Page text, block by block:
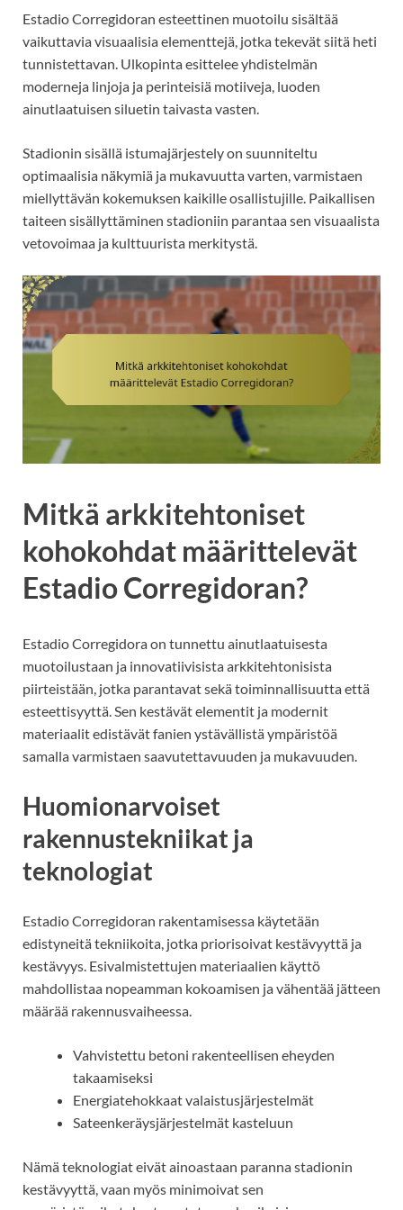
Estadio Corregidoran esteettinen muotoilu sisältää
vaikuttavia visuaalisia elementtejä, jotka tekevät siitä heti
tunnistettavan. Ulkopinta esittelee yhdistelmän
moderneja linjoja ja perinteisiä motiiveja, luoden
ainutlaatuisen siluetin taivasta vasten.
Stadionin sisällä istumajärjestely on suunniteltu
optimaalisia näkymiä ja mukavuutta varten, varmistaen
miellyttävän kokemuksen kaikille osallistujille. Paikallisen
taiteen sisällyttäminen stadioniin parantaa sen visuaalista
vetovoimaa ja kulttuurista merkitystä.
Mitkä arkkitehtoniset
kohokohdat määrittelevät
Estadio Corregidoran?
Estadio Corregidora on tunnettu ainutlaatuisesta
muotoilustaan ja innovatiivisista arkkitehtonisista
piirteistään, jotka parantavat sekä toiminnallisuutta että
esteettisyyttä. Sen kestävät elementit ja modernit
materiaalit edistävät fanien ystävällistä ympäristöä
samalla varmistaen saavutettavuuden ja mukavuuden.
Huomionarvoiset
rakennustekniikat ja
teknologiat
Estadio Corregidoran rakentamisessa käytetään
edistyneitä tekniikoita, jotka priorisoivat kestävyyttä ja
kestävyys. Esivalmistettujen materiaalien käyttö
mahdollistaa nopeamman kokoamisen ja vähentää jätteen
määrää rakennusvaiheessa.
Vahvistettu betoni rakenteellisen eheyden
takaamiseksi
Energiatehokkaat valaistusjärjestelmät
Sateenkeräysjärjestelmät kasteluun
Nämä teknologiat eivät ainoastaan paranna stadionin
kestävyyttä, vaan myös minimoivat sen